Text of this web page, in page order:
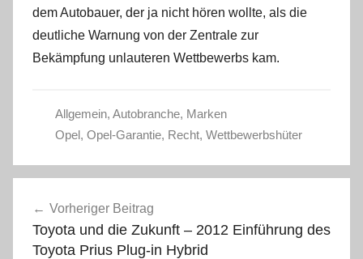
dem Autobauer, der ja nicht hören wollte, als die
deutliche Warnung von der Zentrale zur
Bekämpfung unlauteren Wettbewerbs kam.
Allgemein, Autobranche, Marken
Opel, Opel-Garantie, Recht, Wettbewerbshüter
Vorheriger Beitrag
Toyota und die Zukunft – 2012 Einführung des
Toyota Prius Plug-in Hybrid